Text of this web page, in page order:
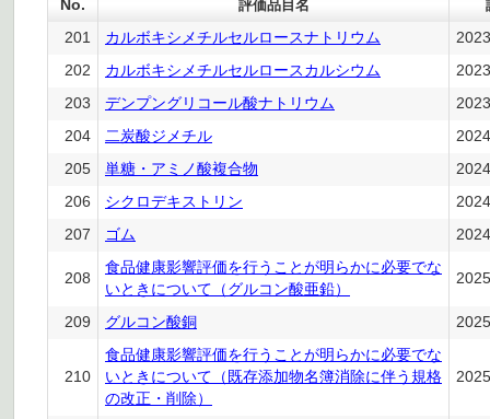
No. 評価品目名
201
カルボキシメチルセルロースナトリウム
202
カルボキシメチルセルロースカルシウム
203
デンプングリコール酸ナトリウム
204
二炭酸ジメチル
205
単糖・アミノ酸複合物
206
シクロデキストリン
207
ゴム
208
食品健康影響評価を行うことが明らかに必要でな
いときについて（グルコン酸亜鉛）
209 グルコン酸銅
210
食品健康影響評価を行うことが明らかに必要でな
いときについて（既存添加物名簿消除に伴う規格
の改正・削除）